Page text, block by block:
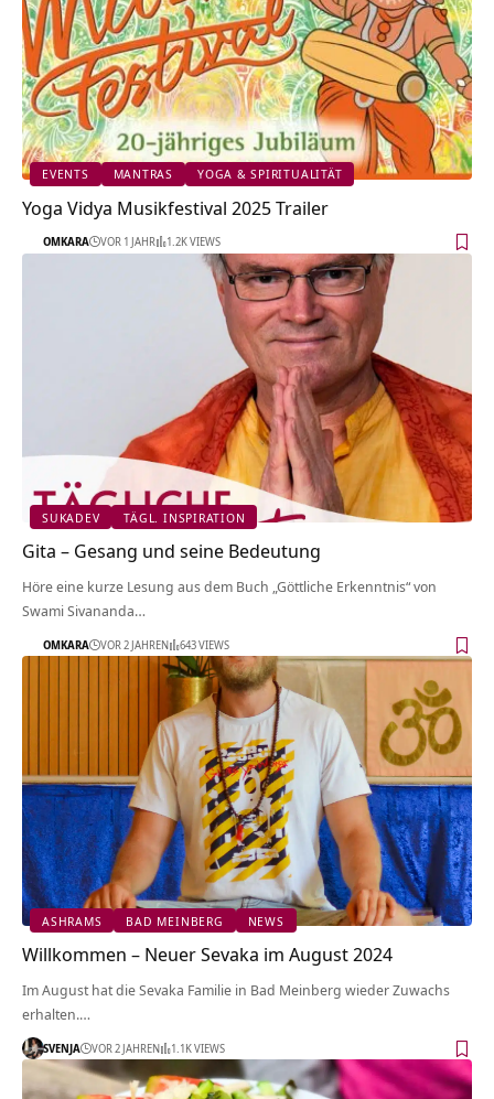
EVENTS MANTRAS YOGA & SPIRITUALITÄT
Yoga Vidya Musikfestival 2025 Trailer
OMKARA VOR 1 JAHR 1.2K VIEWS
SUKADEV TÄGL. INSPIRATION
Gita – Gesang und seine Bedeutung
Höre eine kurze Lesung aus dem Buch „Göttliche Erkenntnis“ von
Swami Sivananda…
OMKARA VOR 2 JAHREN 643 VIEWS
ASHRAMS BAD MEINBERG NEWS
Willkommen – Neuer Sevaka im August 2024
Im August hat die Sevaka Familie in Bad Meinberg wieder Zuwachs
erhalten.…
SVENJA VOR 2 JAHREN 1.1K VIEWS